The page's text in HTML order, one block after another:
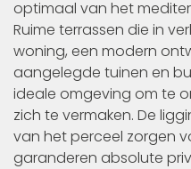
optimaal van het
Ruime terrassen die in
woning, een modern
aangelegde tuinen en
ideale omgeving om te
zich te vermaken. De
van het perceel zorgen
garanderen absolute